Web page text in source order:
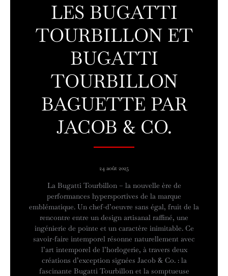
LES BUGATTI
TOURBILLON ET
BUGATTI
TOURBILLON
BAGUETTE PAR
JACOB & CO.
24 août 2025
La Bugatti Tourbillon – la nouvelle ère de
performances hypersportives de la marque
emblématique. Un chef-d’oeuvre sans égal, fruit de la
rencontre entre un design artisanal raffiné, une
ingénierie de pointe et un caractère inimitable. Ce
savoir-faire intemporel résonne naturellement avec
l’art intemporel de l’horlogerie, à travers deux
créations d’exception signées Jacob & Co. : la
fascinante Bugatti Tourbillon et la somptueuse